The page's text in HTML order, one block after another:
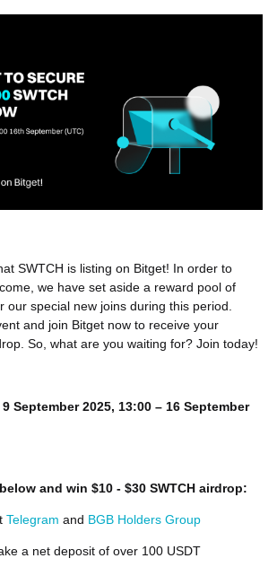
SWTCH is listing on Bitget! In order to
we have set aside a reward pool of
our special new joins during this period.
and join Bitget now to receive your
So, what are you waiting for? Join today!
September 2025, 13:00 – 16 September
and win $10 - $30 SWTCH airdrop:
Telegram and BGB Holders Group
a net deposit of over 100 USDT